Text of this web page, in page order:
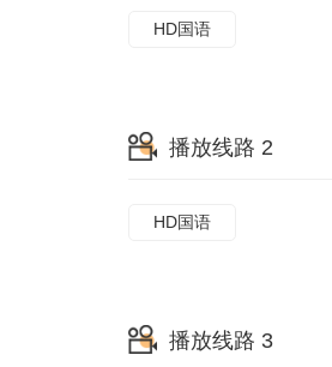
HD国语
播放线路 2
HD国语
播放线路 3